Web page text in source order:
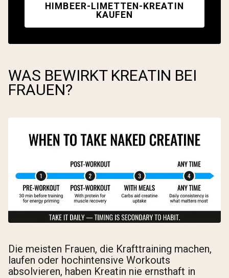
HIMBEER-LIMETTEN-KREATIN
KAUFEN
WAS BEWIRKT KREATIN BEI
FRAUEN?
Die meisten Frauen, die Krafttraining machen,
laufen oder hochintensive Workouts
absolvieren, haben Kreatin nie ernsthaft in